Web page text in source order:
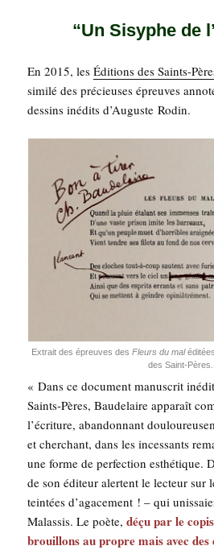
“Un Sisyphe de
En 2015, lesÉdi­tions des Saints-
simi­lé des pré­cieuses épreuves
des­sins inédits d’Au­guste Rodin.
Extrait des épreuves des Fleurs du mal
des Saint-Pères.
« Dans ce docu­ment manus­crit
Saints-Pères, Bau­de­laire appa­raît
l’écriture, aban­don­nant
et cher­chant, dans les inces­sants
une forme de per­fec­tion esthé­tique.
de son édi­teur alertent le lec­teur sur
tein­tées d’agacement ! – qui
Malas­sis. Le poète,déçu par le
brouillons au propre mais avec